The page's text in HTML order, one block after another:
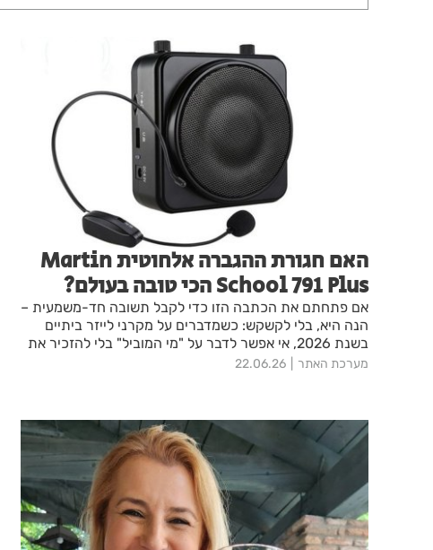
האם חגורת ההגברה אלחוטית Martin
School 791 Plus הכי טובה בעולם?
אם פתחתם את הכתבה הזו כדי לקבל תשובה חד-משמעית –
הנה היא, בלי לקשקש: כשמדברים על מקרני לייזר ביתיים
בשנת 2026, אי אפשר לדבר על "מי המוביל" בלי להזכיר את
JMGO בנשימה הראשונה. לא בגלל הייפ שיווקי, ולא בגלל
הטלה של 0.16:1, גימבל ממונע שזוכר את המיקום שלכם
בסלון – אלה לא פיצ'רים שמתחרים "מנסים להדביק". אלה
דברים ש-JMGO הביאה לשוק ראשונה, ואחרים עדיין
מתרוצצים להשיג.
מערכת האתר 22.06.26